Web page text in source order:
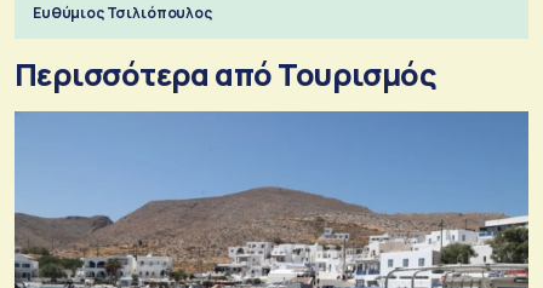
Ευθύμιος Τσιλιόπουλος
Περισσότερα από Τουρισμός